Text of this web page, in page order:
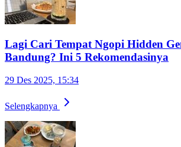
Lagi Cari Tempat Ngopi Hidden
Bandung? Ini 5 Rekomendasinya
29 Des 2025, 15:34
Selengkapnya